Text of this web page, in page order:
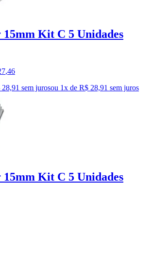
15mm Kit C 5 Unidades
,46
sem jurosou 1x de R$ 28,91 sem juros
15mm Kit C 5 Unidades